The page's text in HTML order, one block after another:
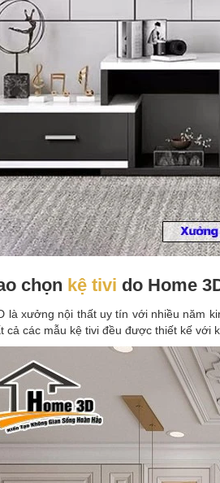
chọn kệ tivi do Home
là xưởng nội thất uy tín với nhiều năm
cả các mẫu kệ tivi đều được thiết kế với